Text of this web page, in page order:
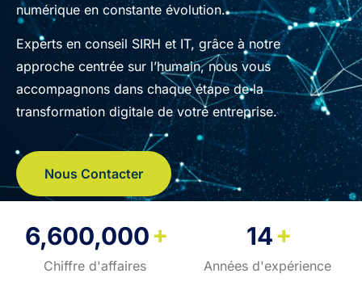
numérique en constante évolution.
Experts en conseil SIRH et IT, grâce à notre
approche centrée sur l’humain, nous vous
accompagnons dans chaque étape de la
transformation digitale de votre entreprise.
Nous Contacter
6,600,000+
Chiffre d'affaires
14+
Années d'expérience